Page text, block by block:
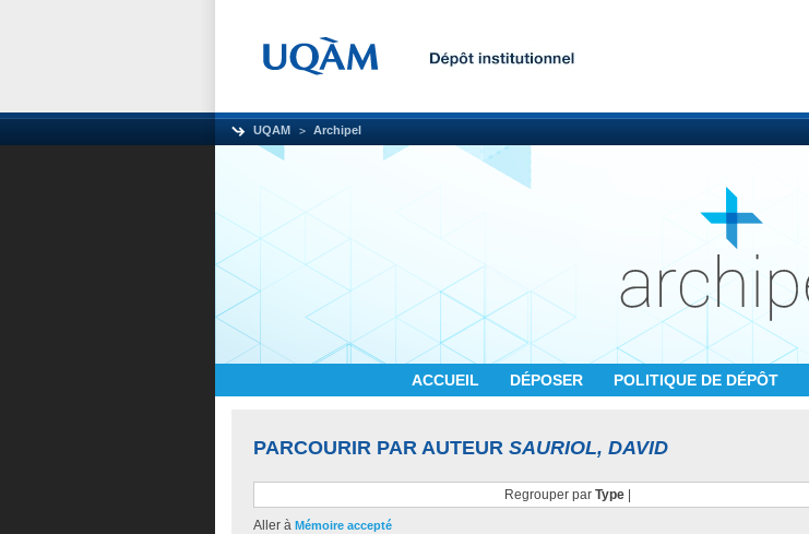
UQAM Archipel
ACCUEIL DÉPOSER POLITIQUE DE DÉPÔT
PARCOURIR PAR AUTEUR SAURIOL, DAVID
Regrouper par Type|
Aller à Mémoire accepté